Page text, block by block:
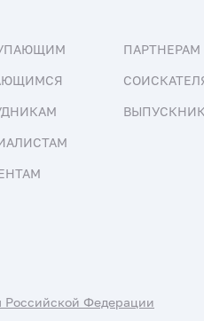
ПАРТНЕРАМ
Российской Федерации